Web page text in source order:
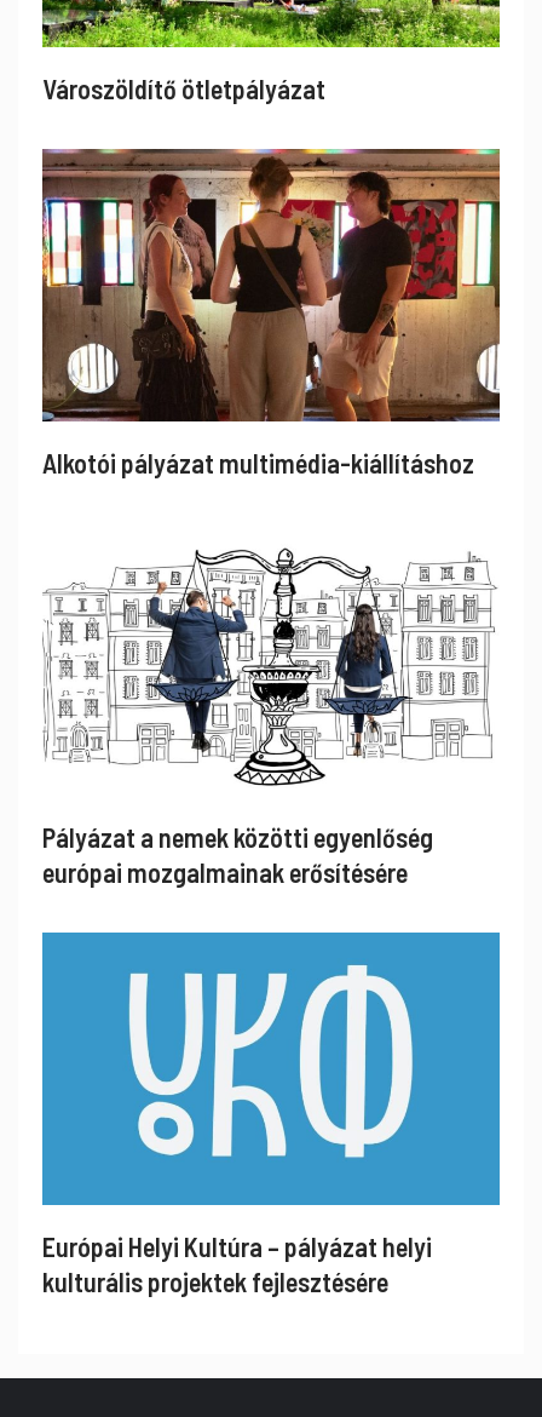
Városzöldítő ötletpályázat
Alkotói pályázat multimédia-kiállításhoz
Pályázat a nemek közötti egyenlőség
európai mozgalmainak erősítésére
Európai Helyi Kultúra – pályázat helyi
kulturális projektek fejlesztésére